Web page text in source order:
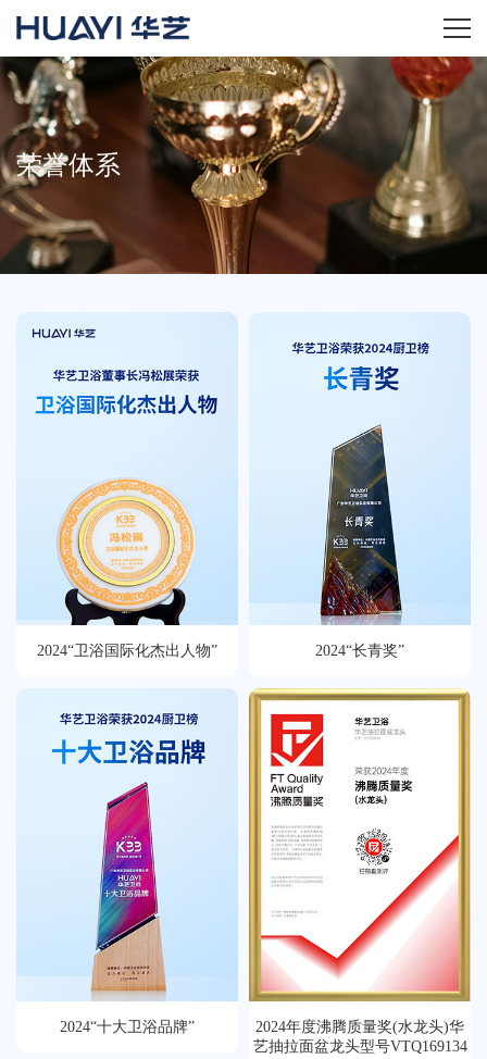
首页
关于华艺
华艺产品
新闻资讯
招商加盟
服务技术
荣誉体系
联系我们
天猫
荣誉体系
2024“卫浴国际化杰出人物” 2024“长青奖”
2024“十大卫浴品牌”
2024年度沸腾质量奖(水龙头)华
艺抽拉面盆龙头型号VTQ169134